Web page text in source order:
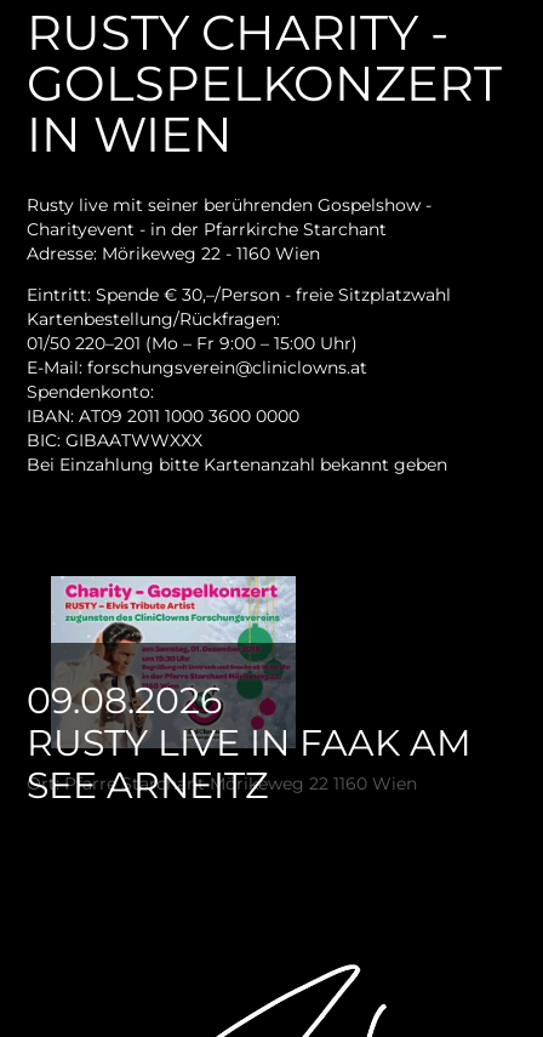
09.08.2026
RUSTY LIVE IN FAAK AM
SEE ARNEITZ
RUSTY CHARITY -
GOLSPELKONZERT
IN WIEN
Rusty live mit seiner berührenden Gospelshow -
Charityevent - in der Pfarrkirche Starchant
Adresse: Mörikeweg 22 - 1160 Wien
Eintritt: Spende € 30,–/Person - freie Sitzplatzwahl
Kartenbestellung/Rückfragen:
01/50 220–201 (Mo – Fr 9:00 – 15:00 Uhr)
E-Mail: forschungsverein@cliniclowns.at
Spendenkonto:
IBAN: AT09 2011 1000 3600 0000
BIC: GIBAATWWXXX
Bei Einzahlung bitte Kartenanzahl bekannt geben
Ort: Pfarre Starchant Mörikeweg 22 1160 Wien